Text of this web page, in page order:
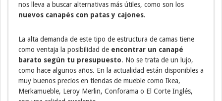
nos lleva a buscar alternativas más útiles, como son los
nuevos canapés con patas y cajones.
La alta demanda de este tipo de estructura de camas tiene
como ventaja la posibilidad de encontrar un canapé
barato según tu presupuesto. No se trata de un lujo,
como hace algunos años. En la actualidad están disponibles a
muy buenos precios en tiendas de mueble como Ikea,
Merkamueble, Leroy Merlin, Conforama o El Corte Inglés,